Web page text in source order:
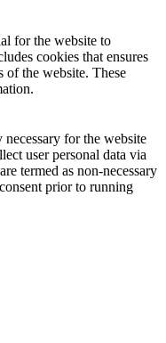
for the website to
cookies that ensures
of the website. These
for the website
user personal data via
termed as non-necessary
prior to running